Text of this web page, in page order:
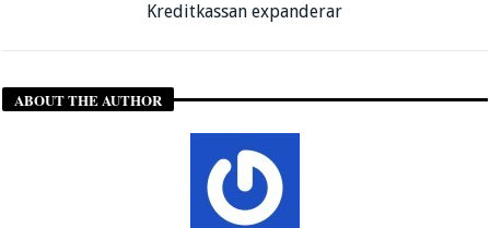
Kreditkassan expanderar
ABOUT THE AUTHOR